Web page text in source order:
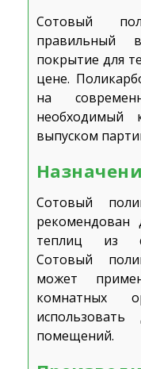
Сотовый
правильный
покрытие для
цене.
на
необходимый
выпуском
Сотовый
теплиц из
Сотовый
может
комнатных
помещений.